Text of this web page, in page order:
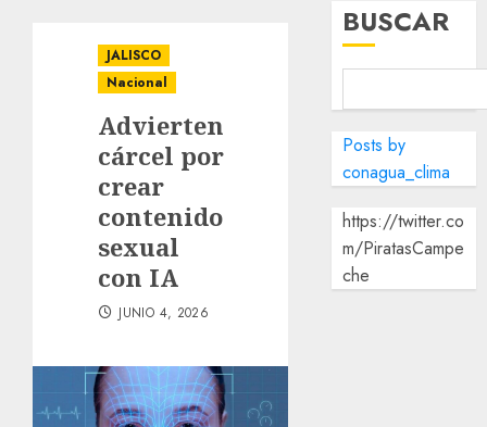
JALISCO
Nacional
Advierten
cárcel por
crear
contenido
sexual
con IA
JUNIO 4, 2026
BUSCAR
Posts by
conagua_clima
https://twitter.co
m/PiratasCampe
che